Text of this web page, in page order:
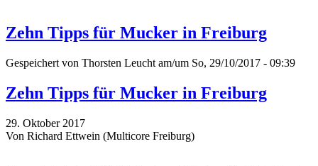
Zehn Tipps für Mucker in Freiburg
Gespeichert von Thorsten Leucht am/um So, 29/10/2017 - 09:39
Zehn Tipps für Mucker in Freiburg
29. Oktober 2017
Von Richard Ettwein (Multicore Freiburg)